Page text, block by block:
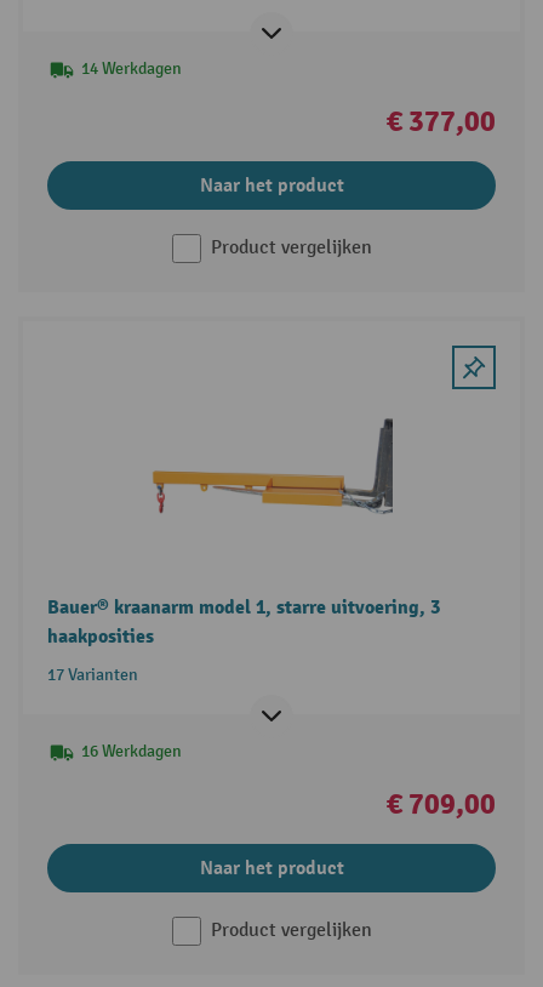
14 Werkdagen
€ 377,00
Naar het product
Product vergelijken
Bauer® kraanarm model 1, starre uitvoering, 3
haakposities
17 Varianten
16 Werkdagen
€ 709,00
Naar het product
Product vergelijken